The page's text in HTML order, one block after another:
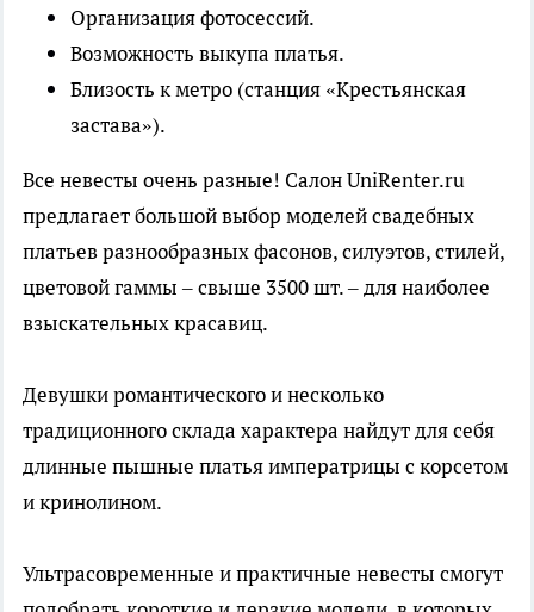
Организация фотосессий.
Возможность выкупа платья.
Близость к метро (станция «Крестьянская
застава»).
Все невесты очень разные! Салон UniRenter.ru
предлагает большой выбор моделей свадебных
платьев разнообразных фасонов, силуэтов, стилей,
цветовой гаммы – свыше 3500 шт. – для наиболее
взыскательных красавиц.
Девушки романтического и несколько
традиционного склада характера найдут для себя
длинные пышные платья императрицы с корсетом
и кринолином.
Ультрасовременные и практичные невесты смогут